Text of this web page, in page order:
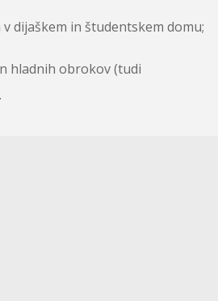
dijaškem in študentskem domu;
hladnih obrokov (tudi